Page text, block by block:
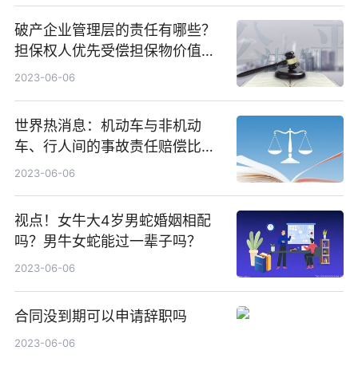
破产企业管理层的责任有哪些？
担保权人优先受偿担保物价值
吗？
2023-06-06
世界热消息：机动车与非机动
车、行人间的事故责任赔偿比例
如何划分？交通事故一级伤残如
2023-06-06
视点！女牛大4岁男蛇婚姻相配
吗？男牛女蛇能过一辈子吗？
2023-06-06
合同没到期可以申请辞职吗
2023-06-06